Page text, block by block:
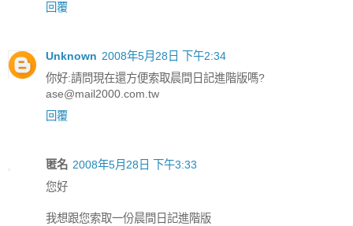
回覆
Unknown 2008年5月28日 下午2:34
你好:請問現在還方便索取晨間日記進階版嗎?
ase@mail2000.com.tw
回覆
匿名 2008年5月28日 下午3:33
您好
我想跟您索取一份晨間日記進階版